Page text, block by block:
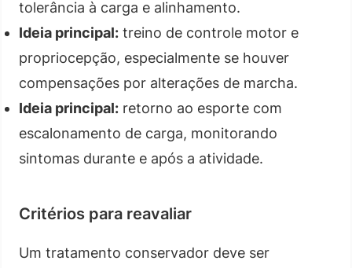
tolerância à carga e alinhamento.
Ideia principal: treino de controle motor e
propriocepção, especialmente se houver
compensações por alterações de marcha.
Ideia principal: retorno ao esporte com
escalonamento de carga, monitorando
sintomas durante e após a atividade.
Critérios para reavaliar
Um tratamento conservador deve ser